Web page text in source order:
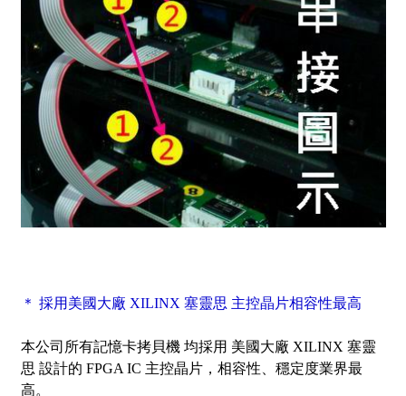
＊ 採用美國大廠 XILINX 塞靈思 主控晶片相容性最高
本公司所有記憶卡拷貝機 均採用 美國大廠 XILINX 塞靈
思 設計的 FPGA IC 主控晶片，相容性、穩定度業界最
高。